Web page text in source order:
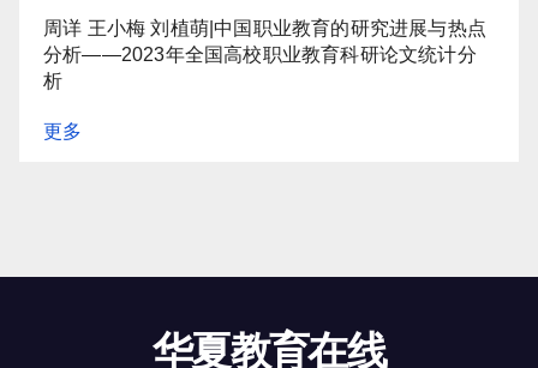
周详 王小梅 刘植萌|中国职业教育的研究进展与热点
分析——2023年全国高校职业教育科研论文统计分
析
更多
华夏教育在线